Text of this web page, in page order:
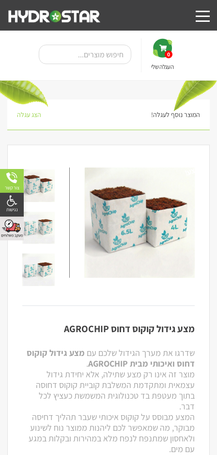
0
העגלה שלי
המוצר נוסף לעגלה! הצג עגלה
מצע גידול קוקוס דחוס AGROCHIP
שדרגו את מערך הגידול שלכם עם מצע גידול קוקוס
דחוס ואיכותי מבית AGROCHIP
.
מוצר זה אינו רק מצע שתילה, אלא יחידת גידול
עצמאית ומתקדמת המשלבת קוביית קוקוס דחוסה
בתוך מעטפת בד טכנולוגית המשמשת כעציץ לכל
דבר.
המצע מבוסס על קוקוס איכותי שעבר תהליך דחיסה
מבוקר, מה שמאפשר לכם ליהנות ממוצר נוח לשינוע
ולאחסון שמתנפח לנפח מלא במהירות ובקלות במגע
עם מים.
צור קשר